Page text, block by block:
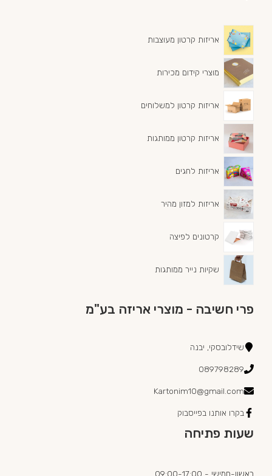
אריזות קרטון מעוצבות
מוצרי קידום מכירות
אריזות קרטון למשלוחים
אריזות קרטון ממותגות
אריזות לחגים
אריזות למזון מהיר
קרטונים לפיצה
שקיות נייר ממותגות
פרי חשיבה - מוצרי אריזה בע"מ
שידלובסקי, יבנה
089798289
Kartonim10@gmail.com
בקרו אותנו בפייסבוק
שעות פתיחה
ראשון-חמישי - 09:00-17:00